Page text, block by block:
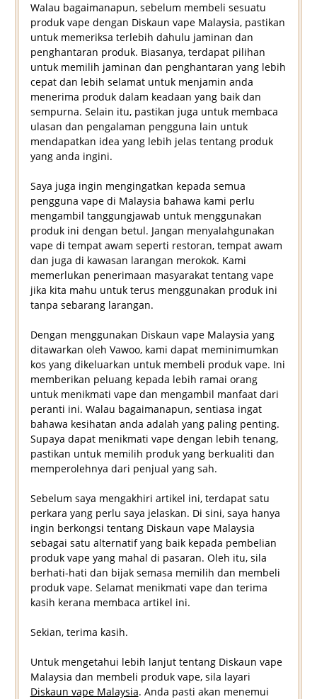
Walau bagaimanapun, sebelum membeli sesuatu
produk vape dengan Diskaun vape Malaysia, pastikan
untuk memeriksa terlebih dahulu jaminan dan
penghantaran produk. Biasanya, terdapat pilihan
untuk memilih jaminan dan penghantaran yang lebih
cepat dan lebih selamat untuk menjamin anda
menerima produk dalam keadaan yang baik dan
sempurna. Selain itu, pastikan juga untuk membaca
ulasan dan pengalaman pengguna lain untuk
mendapatkan idea yang lebih jelas tentang produk
yang anda ingini.
Saya juga ingin mengingatkan kepada semua
pengguna vape di Malaysia bahawa kami perlu
mengambil tanggungjawab untuk menggunakan
produk ini dengan betul. Jangan menyalahgunakan
vape di tempat awam seperti restoran, tempat awam
dan juga di kawasan larangan merokok. Kami
memerlukan penerimaan masyarakat tentang vape
jika kita mahu untuk terus menggunakan produk ini
tanpa sebarang larangan.
Dengan menggunakan Diskaun vape Malaysia yang
ditawarkan oleh Vawoo, kami dapat meminimumkan
kos yang dikeluarkan untuk membeli produk vape. Ini
memberikan peluang kepada lebih ramai orang
untuk menikmati vape dan mengambil manfaat dari
peranti ini. Walau bagaimanapun, sentiasa ingat
bahawa kesihatan anda adalah yang paling penting.
Supaya dapat menikmati vape dengan lebih tenang,
pastikan untuk memilih produk yang berkualiti dan
memperolehnya dari penjual yang sah.
Sebelum saya mengakhiri artikel ini, terdapat satu
perkara yang perlu saya jelaskan. Di sini, saya hanya
ingin berkongsi tentang Diskaun vape Malaysia
sebagai satu alternatif yang baik kepada pembelian
produk vape yang mahal di pasaran. Oleh itu, sila
berhati-hati dan bijak semasa memilih dan membeli
produk vape. Selamat menikmati vape dan terima
kasih kerana membaca artikel ini.
Sekian, terima kasih.
Untuk mengetahui lebih lanjut tentang Diskaun vape
Malaysia dan membeli produk vape, sila layari
Diskaun vape Malaysia. Anda pasti akan menemui